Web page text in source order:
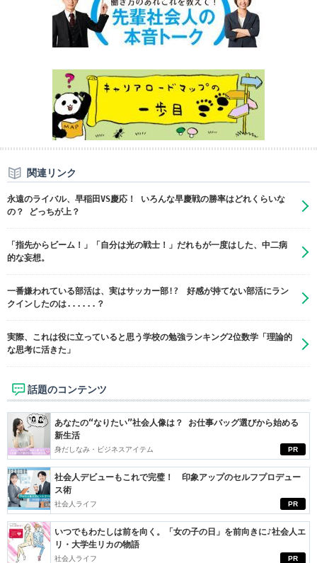
関連リンク
永遠のライバル、早稲田VS慶応！ いろんな早慶戦の勝率はどれくらいな
の？ どっちが上？
「指先からビーム！」「自分は光の戦士！」だれもが一度はした、中二病
的な妄想。
一番嫌われている部活は、実はサッカー部!? 好感が持てない部活にラン
クインしたのは......？
実際、これは役に立っていると思う学校の勉強ランキング2位数学「理論的
な思考に活きた」
話題のコンテンツ
PR
あなたの“なりたい”社会人像は？ お仕事バッグ選びから始める
新生活
身だしなみ・ビジネスアイテム
PR
社会人デビューもこれで完璧！ 印象アップのセルフプロデュー
ス術
社会人ライフ
PR
いつでもわたしは前を向く。「女の子の日」を前向きに♪社会人エ
リ・大学生リカの物語
社会人ライフ